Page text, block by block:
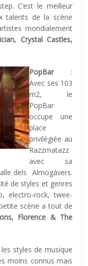
C’est le meilleur
talents de la scène
mondialement
Crystal Castles,
PopBar:
Avec ses 103
m2, le
PopBar
occupe une
place
privilégiée au
Razzmatazz
avec sa
dels Almogávers.
de styles et genres
electro-rock, twee-
scène a tout de
Florence & The
styles de musique
moins connus mais